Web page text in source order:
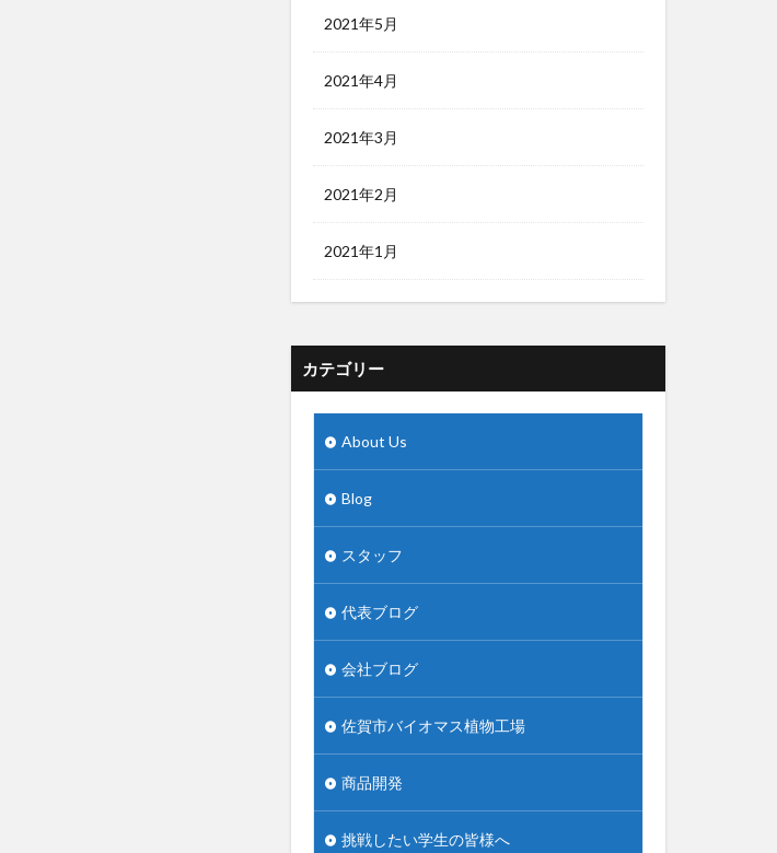
2021年5月
2021年4月
2021年3月
2021年2月
2021年1月
カテゴリー
About Us
Blog
スタッフ
代表ブログ
会社ブログ
佐賀市バイオマス植物工場
商品開発
挑戦したい学生の皆様へ